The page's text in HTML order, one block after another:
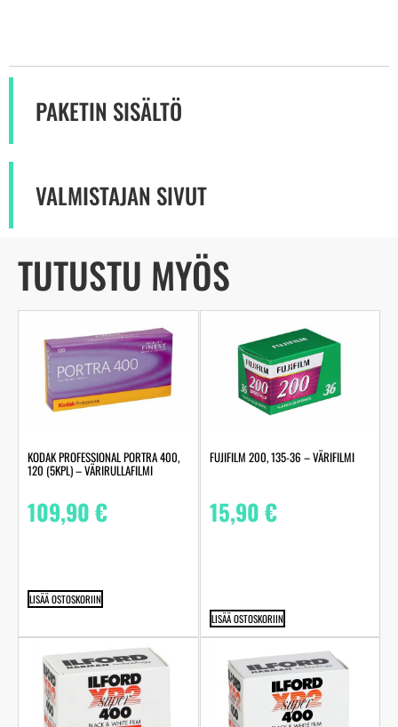
PAKETIN SISÄLTÖ
VALMISTAJAN SIVUT
TUTUSTU MYÖS
KODAK PROFESSIONAL PORTRA 400,
120 (5KPL) – VÄRIRULLAFILMI
109,90€
LISÄÄ OSTOSKORIIN
FUJIFILM 200, 135-36 – VÄRIFILMI
15,90€
LISÄÄ OSTOSKORIIN